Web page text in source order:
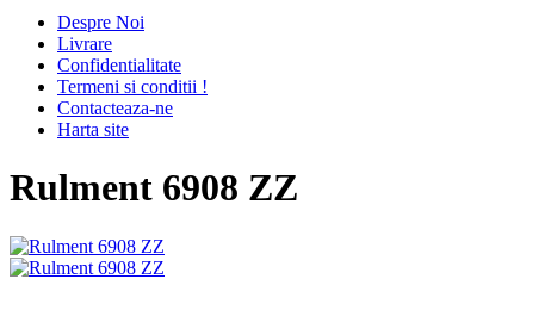
Despre Noi
Livrare
Confidentialitate
Termeni si conditii !
Contacteaza-ne
Harta site
Rulment 6908 ZZ